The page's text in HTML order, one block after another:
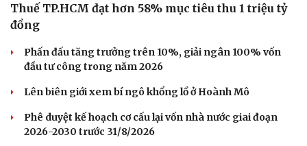
Thuế TP.HCM đạt hơn 58% mục tiêu thu 1 triệu tỷ
đồng
Phấn đấu tăng trưởng trên 10%, giải ngân 100% vốn
đầu tư công trong năm 2026
Lên biên giới xem bí ngô khổng lồ ở Hoành Mô
Phê duyệt kế hoạch cơ cấu lại vốn nhà nước giai đoạn
2026-2030 trước 31/8/2026